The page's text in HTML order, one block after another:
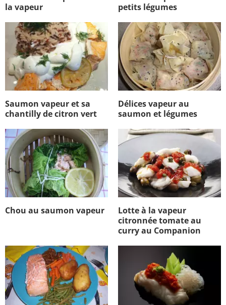
la vapeur
petits légumes
Saumon vapeur et sa
chantilly de citron vert
Délices vapeur au
saumon et légumes
Chou au saumon vapeur
Lotte à la vapeur
citronnée tomate au
curry au Companion